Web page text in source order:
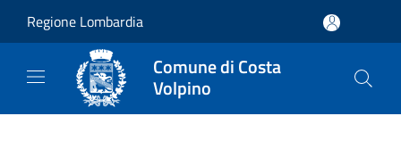
Regione Lombardia
Comune di Costa
Volpino